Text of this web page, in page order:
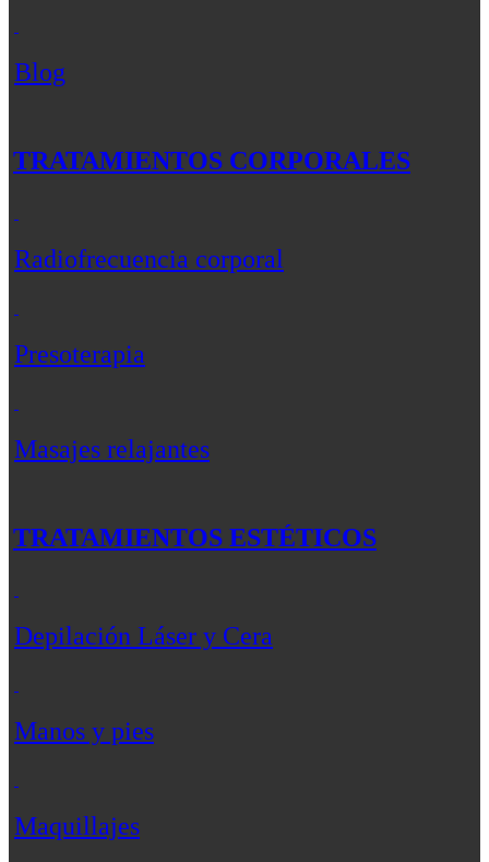
Blog
TRATAMIENTOS CORPORALES
Radiofrecuencia corporal
Presoterapia
Masajes relajantes
TRATAMIENTOS ESTÉTICOS
Depilación Láser y Cera
Manos y pies
Maquillajes